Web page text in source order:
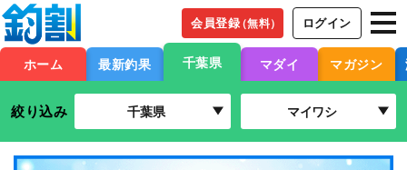
会員登録（無料） ログイン
ホーム 最新釣果 千葉県 マダイ マガジン
絞り込み 千葉県 マイワシ